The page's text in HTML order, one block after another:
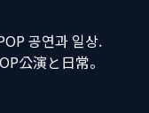
공연과 일상.
公演と日常。